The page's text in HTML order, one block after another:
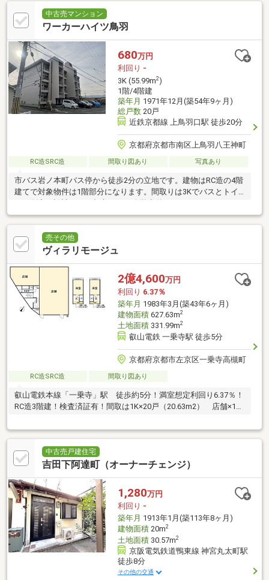
中古売マンション
ワーカーハイツ鳥羽
680万円
利回り -
3K (55.99m2)
1階/4階建
築年月 1971年12月(築54年9ヶ月)
総戸数20戸
近鉄京都線 上鳥羽口駅 徒歩20分
京都府京都市南区上鳥羽八王神町
RC造SRC造 間取り図あり 写真あり
市バス岩ノ本町バス停から徒歩2分の立地です。建物はRC造の4階
建てで対象物件は1階部分になります。間取りは3Kでバスとトイ
整っています。
売その他
ヴィラリモージュ
2億4,600万円
利回り 6.37％
築年月 1983年3月(築43年6ヶ月)
建物面積627.63m2
土地面積331.99m2
叡山電鉄 一乗寺駅 徒歩5分
京都府京都市左京区一乗寺高槻町
RC造SRC造 間取り図あり
叡山電鉄本線「一乗寺」駅 徒歩約5分！満室想定利回り6.37％！
RC造3階建！検査済証有！間取は1K×20戸（20.63m2） 店舗×1
中古売戸建住宅
吉田下阿達町（オーナーチェンジ）
1,280万円
利回り -
築年月 1913年1月(築113年8ヶ月)
建物面積20m2
土地面積30.57m2
京阪電気鉄道鴨東線 神宮丸太町駅
徒歩8分
その他の交通